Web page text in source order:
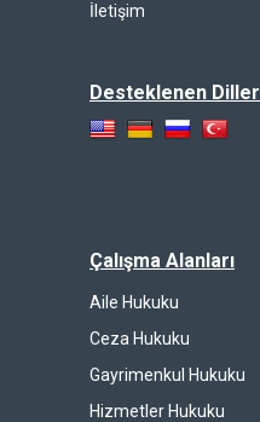
İletişim
Desteklenen Diller
Çalışma Alanları
Aile Hukuku
Ceza Hukuku
Gayrimenkul Hukuku
Hizmetler Hukuku